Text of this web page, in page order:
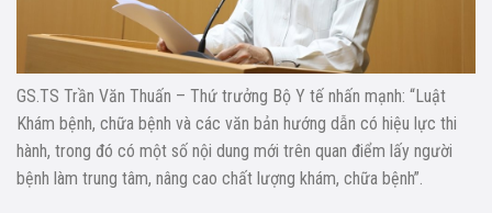
GS.TS Trần Văn Thuấn – Thứ trưởng Bộ Y tế nhấn mạnh: “Luật
Khám bệnh, chữa bệnh và các văn bản hướng dẫn có hiệu lực thi
hành, trong đó có một số nội dung mới trên quan điểm lấy người
bệnh làm trung tâm, nâng cao chất lượng khám, chữa bệnh”.